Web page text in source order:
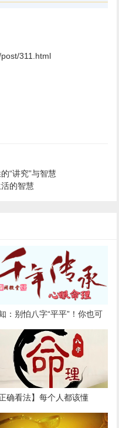
311.html
“讲究”与智慧
的智慧
：别怕八字“平平”！你也可
活出高光人生
正确看法】每个人都该懂
八字说明书”